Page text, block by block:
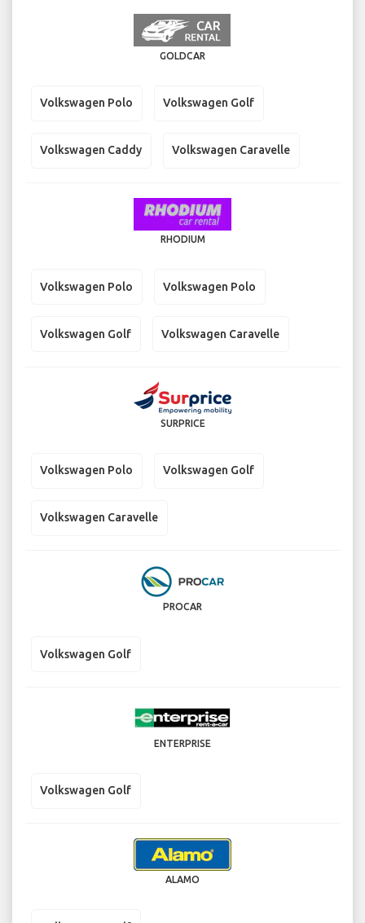
GOLDCAR
Volkswagen Polo Volkswagen Golf
Volkswagen Caddy Volkswagen Caravelle
RHODIUM
Volkswagen Polo Volkswagen Polo
Volkswagen Golf Volkswagen Caravelle
SURPRICE
Volkswagen Polo Volkswagen Golf
Volkswagen Caravelle
PROCAR
Volkswagen Golf
ENTERPRISE
Volkswagen Golf
ALAMO